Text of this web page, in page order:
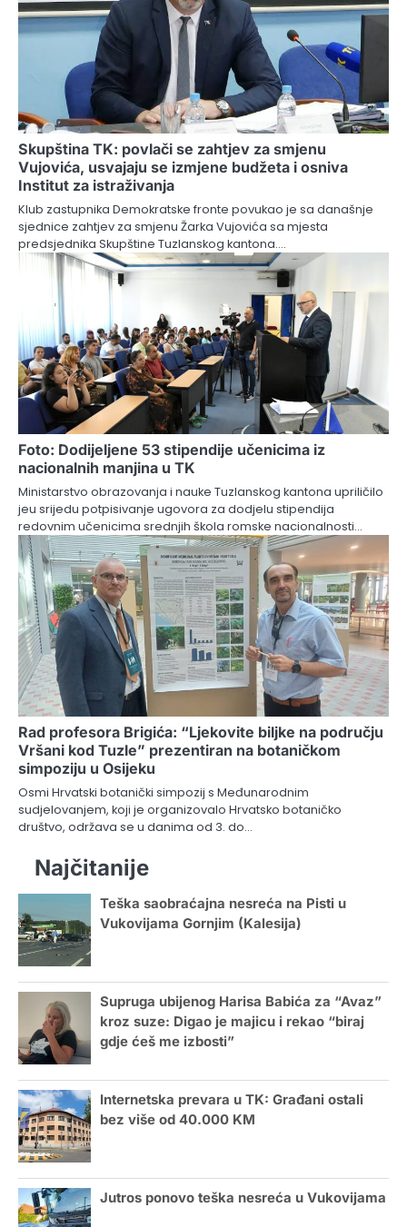
Skupština TK: povlači se zahtjev za smjenu
Vujovića, usvajaju se izmjene budžeta i osniva
Institut za istraživanja
Klub zastupnika Demokratske fronte povukao je sa današnje
sjednice zahtjev za smjenu Žarka Vujovića sa mjesta
predsjednika Skupštine Tuzlanskog kantona.…
Foto: Dodijeljene 53 stipendije učenicima iz
nacionalnih manjina u TK
Ministarstvo obrazovanja i nauke Tuzlanskog kantona upriličilo
jeu srijedu potpisivanje ugovora za dodjelu stipendija
redovnim učenicima srednjih škola romske nacionalnosti…
Rad profesora Brigića: “Ljekovite biljke na području
Vršani kod Tuzle” prezentiran na botaničkom
simpoziju u Osijeku
Osmi Hrvatski botanički simpozij s Međunarodnim
sudjelovanjem, koji je organizovalo Hrvatsko botaničko
društvo, održava se u danima od 3. do…
Najčitanije
Teška saobraćajna nesreća na Pisti u
Vukovijama Gornjim (Kalesija)
Supruga ubijenog Harisa Babića za “Avaz”
kroz suze: Digao je majicu i rekao “biraj
gdje ćeš me izbosti”
Internetska prevara u TK: Građani ostali
bez više od 40.000 KM
Jutros ponovo teška nesreća u Vukovijama